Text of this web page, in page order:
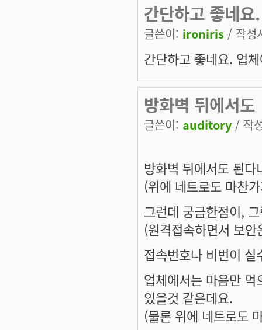
간단하고 좋네요.
글쓴이: ironiris / 작성
간단하고 좋네요. 업
방화벽 뒤에서도
글쓴이: auditory / 작
방화벽 뒤에서도 된
(위에 네트로도 마찬
그런데 궁금한점이,
(원격접속하면서 보
접속번호나 비번이
업체에서는 마음만
있을것 같은데요.
(물론 위에 네트로도